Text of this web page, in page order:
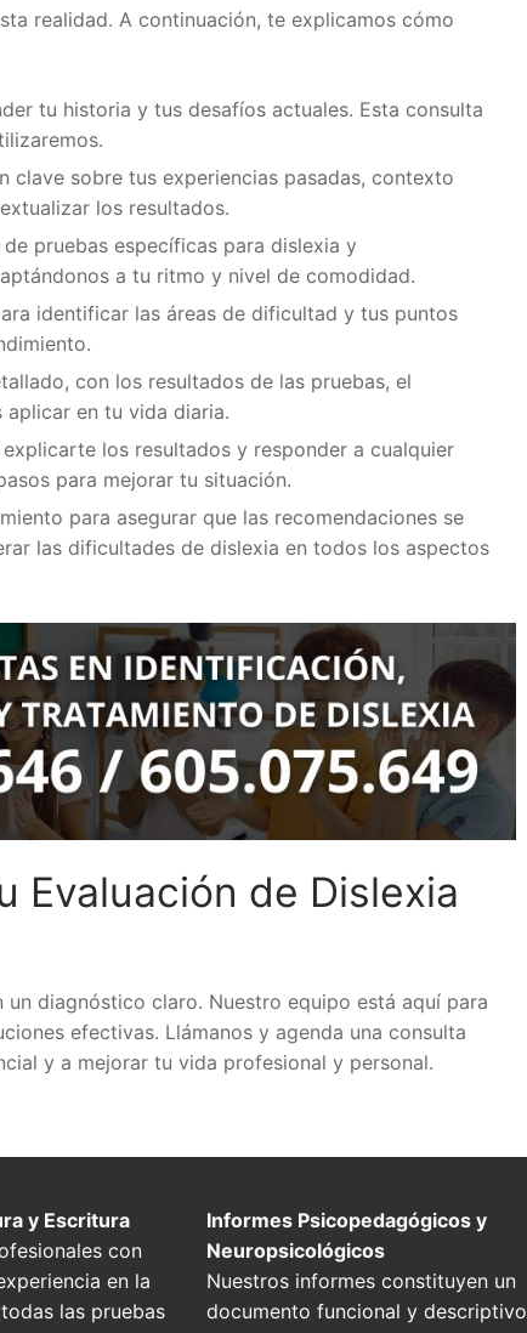
realidad. A continuación, te explicamos cómo
tu historia y tus desafíos actuales. Esta consulta
clave sobre tus experiencias pasadas, contexto
los resultados.
pruebas específicas para dislexia y
a tu ritmo y nivel de comodidad.
identificar las áreas de dificultad y tus puntos
con los resultados de las pruebas, el
en tu vida diaria.
los resultados y responder a cualquier
para mejorar tu situación.
para asegurar que las recomendaciones se
las dificultades de dislexia en todos los aspectos
Evaluación de Dislexia
diagnóstico claro. Nuestro equipo está aquí para
efectivas. Llámanos y agenda una consulta
y a mejorar tu vida profesional y personal.
y Escritura
con
en la
las pruebas
Informes Psicopedagógicos y
Neuropsicológicos
Nuestros informes constituyen un
documento funcional y descriptivo